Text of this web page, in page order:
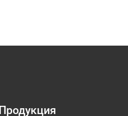
Продукция